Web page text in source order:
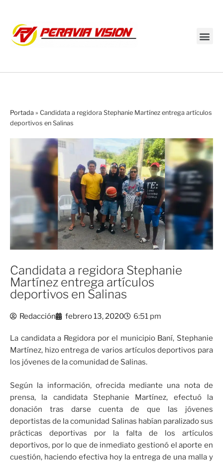
Portada » Candidata a regidora Stephanie Martínez entrega artículos
deportivos en Salinas
Candidata a regidora Stephanie
Martínez entrega artículos
deportivos en Salinas
Redacción febrero 13, 2020 6:51 pm
La candidata a Regidora por el municipio Baní, Stephanie
Martínez, hizo entrega de varios artículos deportivos para
los jóvenes de la comunidad de Salinas.
Según la información, ofrecida mediante una nota de
prensa, la candidata Stephanie Martínez, efectuó la
donación tras darse cuenta de que las jóvenes
deportistas de la comunidad Salinas habían paralizado sus
prácticas deportivas por la falta de los artículos
deportivos, por lo que de inmediato gestionó el aporte en
cuestión, haciendo efectiva hoy la entrega de una malla y